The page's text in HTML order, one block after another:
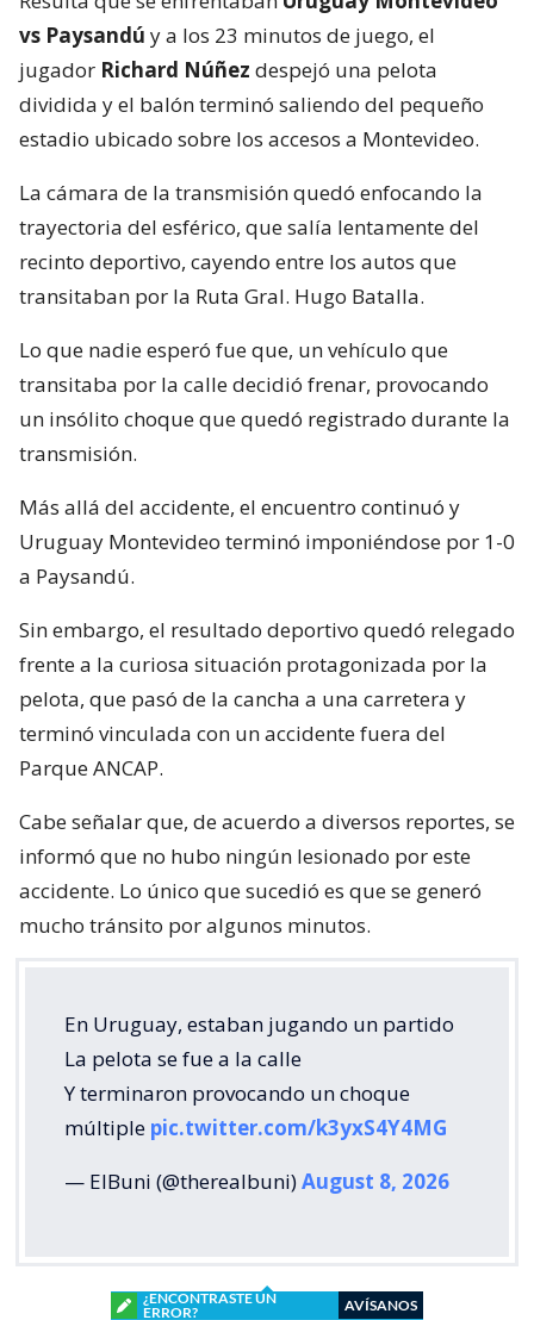
vs Paysandú y a los 23 minutos de juego, el
jugador Richard Núñez despejó una pelota
dividida y el balón terminó saliendo del pequeño
estadio ubicado sobre los accesos a Montevideo.
La cámara de la transmisión quedó enfocando la
trayectoria del esférico, que salía lentamente del
recinto deportivo, cayendo entre los autos que
transitaban por la Ruta Gral. Hugo Batalla.
Lo que nadie esperó fue que, un vehículo que
transitaba por la calle decidió frenar, provocando
un insólito choque que quedó registrado durante la
transmisión.
Más allá del accidente, el encuentro continuó y
Uruguay Montevideo terminó imponiéndose por 1-0
a Paysandú.
Sin embargo, el resultado deportivo quedó relegado
frente a la curiosa situación protagonizada por la
pelota, que pasó de la cancha a una carretera y
terminó vinculada con un accidente fuera del
Parque ANCAP.
Cabe señalar que, de acuerdo a diversos reportes, se
informó que no hubo ningún lesionado por este
accidente. Lo único que sucedió es que se generó
mucho tránsito por algunos minutos.
En Uruguay, estaban jugando un partido
La pelota se fue a la calle
Y terminaron provocando un choque
múltiple pic.twitter.com/k3yxS4Y4MG
— ElBuni (@therealbuni)August 8, 2026
¿ENCONTRASTE UN
ERROR?
AVÍSANOS